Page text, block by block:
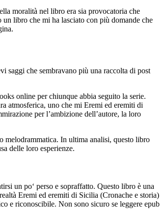
moralità nel libro era sia provocatoria che
libro che mi ha lasciato con più domande che
saggi che sembravano più una raccolta di post
online per chiunque abbia seguito la serie.
atmosferica, uno che mi Eremi ed eremiti di
per l’ambizione dell’autore, la loro
melodrammatica. In ultima analisi, questo libro
delle loro esperienze.
un po‘ perso e sopraffatto. Questo libro è una
Eremi ed eremiti di Sicilia (Cronache e storia)
e riconoscibile. Non sono sicuro se leggere epub